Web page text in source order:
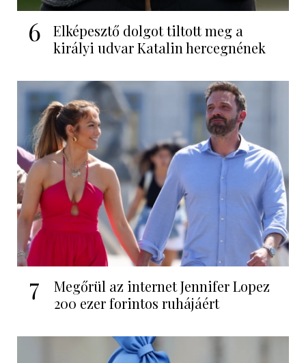
6
Elképesztő dolgot tiltott meg a
királyi udvar Katalin hercegnének
7
Megőrül az internet Jennifer Lopez
200 ezer forintos ruhájáért